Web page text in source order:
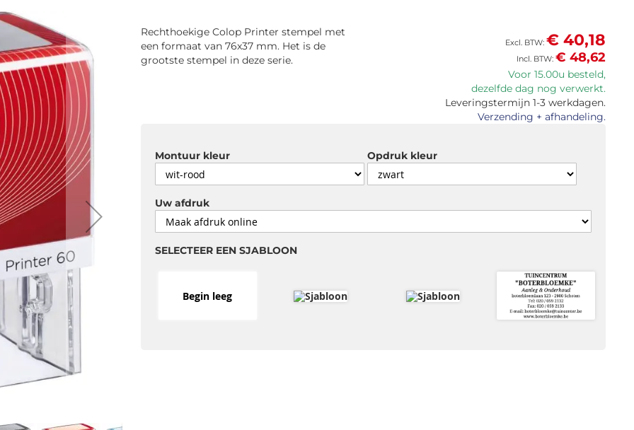
€ 48,62
€ 40,18
Voor 15.00u besteld,
dezelfde dag nog verwerkt.
Leveringstermijn 1-3 werkdagen.
Verzending + afhandeling.
Rechthoekige Colop Printer stempel met
een formaat van 76x37 mm. Het is de
grootste stempel in deze serie.
Montuur kleur Opdruk kleur
Uw afdruk
SELECTEER EEN SJABLOON
Begin leeg